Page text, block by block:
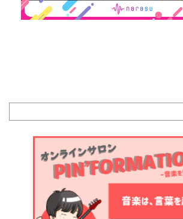
索